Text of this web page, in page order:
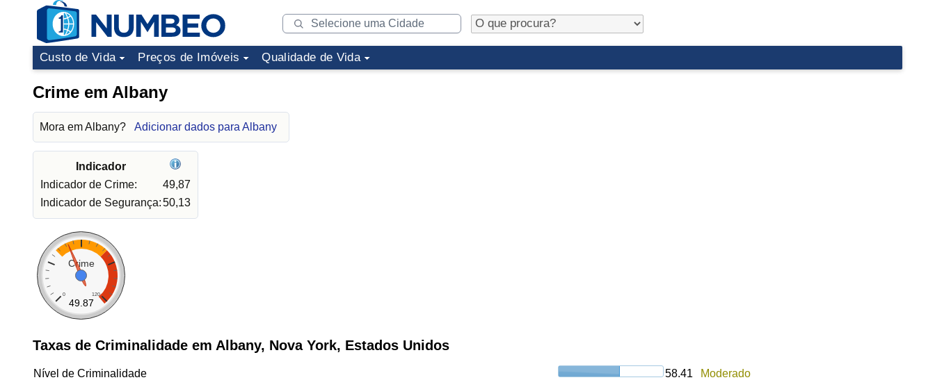
Custo de Vida Preços de Imóveis Qualidade de Vida
Crime em Albany
Mora em Albany? Adicionar dados para Albany
Indicador
Indicador de Crime:
49,87
Indicador de Segurança:50,13
Crime
0 120
49.87
Taxas de Criminalidade em Albany, Nova York, Estados Unidos
Nível de Criminalidade 58.41
Moderado